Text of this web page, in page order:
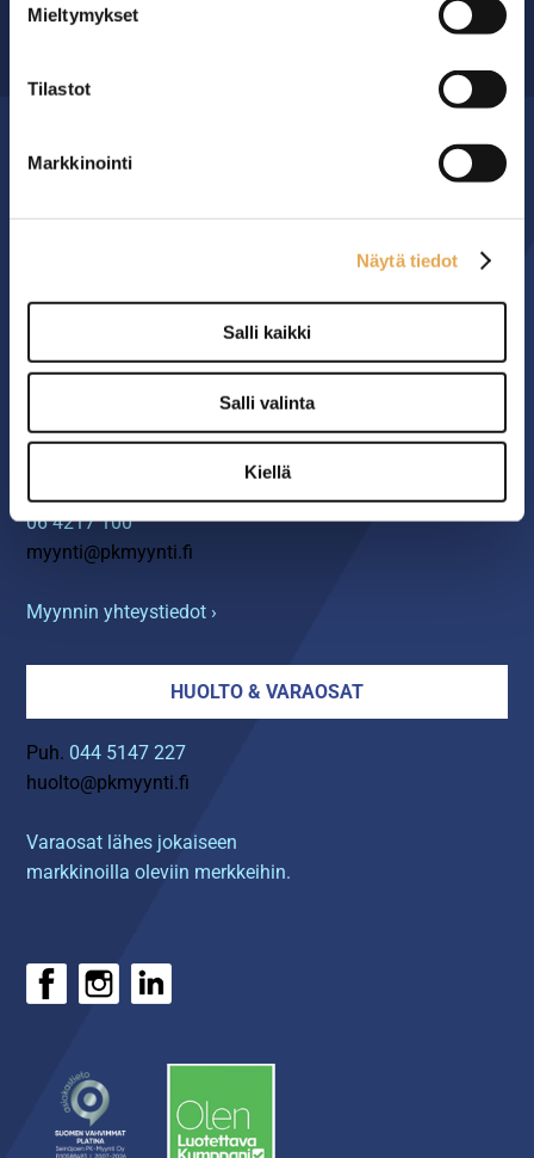
Mieltymykset
Tilastot
Markkinointi
Näytä tiedot
Salli kaikki
Salli valinta
Kiellä
arkisin klo 8.00-16.00
YHTEYS
06 4217 100
myynti@pkmyynti.fi
Myynnin yhteystiedot ›
HUOLTO & VARAOSAT
Puh. 044 5147 227
huolto@pkmyynti.fi
Varaosat lähes jokaiseen
markkinoilla oleviin merkkeihin.